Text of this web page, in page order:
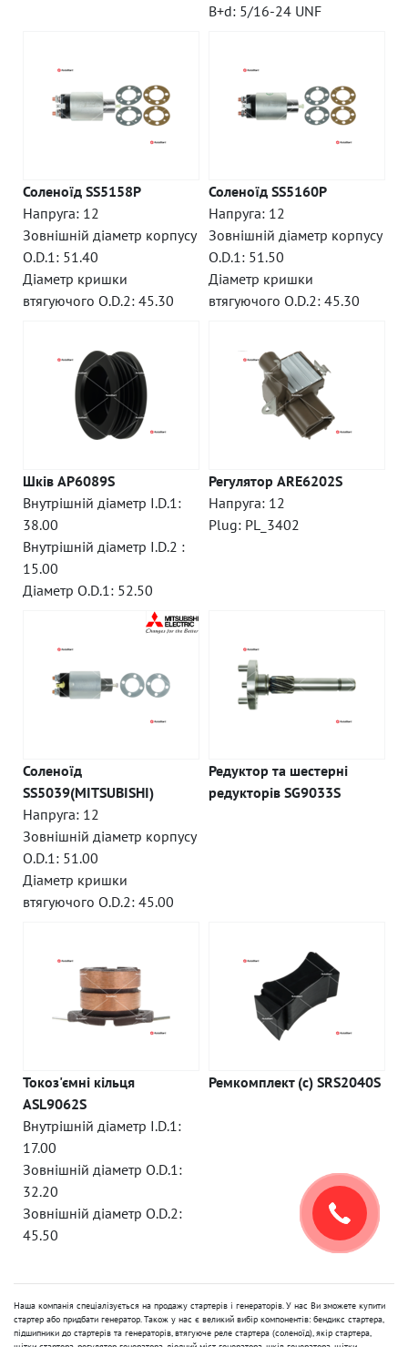
B+d: 5/16-24 UNF
Соленоїд SS5158P
Напруга: 12
Зовнішній діаметр корпусу
O.D.1: 51.40
Діаметр кришки
втягуючого O.D.2: 45.30
Соленоїд SS5160P
Напруга: 12
Зовнішній діаметр корпусу
O.D.1: 51.50
Діаметр кришки
втягуючого O.D.2: 45.30
Шків AP6089S
Внутрішній діаметр I.D.1:
38.00
Внутрішній діаметр I.D.2 :
15.00
Діаметр O.D.1: 52.50
Регулятор ARE6202S
Напруга: 12
Plug: PL_3402
Соленоїд
SS5039(MITSUBISHI)
Напруга: 12
Зовнішній діаметр корпусу
O.D.1: 51.00
Діаметр кришки
втягуючого O.D.2: 45.00
Редуктор та шестерні
редукторів SG9033S
Токоз'ємні кільця
ASL9062S
Внутрішній діаметр I.D.1:
17.00
Зовнішній діаметр O.D.1:
32.20
Зовнішній діаметр O.D.2:
45.50
Ремкомплект (c) SRS2040S
Наша компанія спеціалізується на продажу стартерів і генераторів. У нас Ви зможете купити
стартер або придбати генератор. Також у нас є великий вибір компонентів: бендикс стартера,
підшипники до стартерів та генераторів, втягуюче реле стартера (соленоїд), якір стартера,